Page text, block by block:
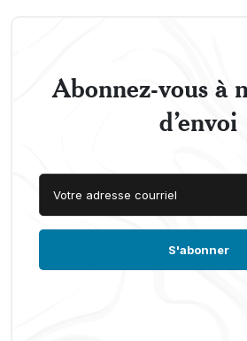
Abonnez-vous à
d’envoi